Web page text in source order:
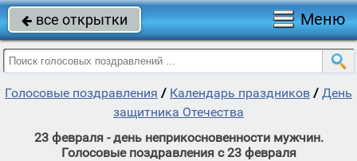
 все открытки Меню
Голосовые поздравления / Календарь праздников / День
защитника Отечества
23 февраля - день неприкосновенности мужчин.
Голосовые поздравления с 23 февраля